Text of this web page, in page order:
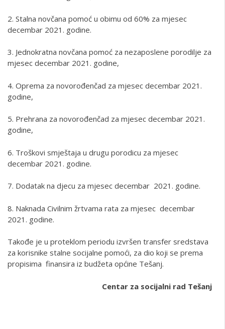
2. Stalna novčana pomoć u obimu od 60% za mjesec
decembar 2021. godine.
3. Jednokratna novčana pomoć za nezaposlene porodilje za
mjesec decembar 2021. godine,
4. Oprema za novorođenčad za mjesec decembar 2021.
godine,
5. Prehrana za novorođenčad za mjesec decembar 2021.
godine,
6. Troškovi smještaja u drugu porodicu za mjesec
decembar 2021. godine.
7. Dodatak na djecu za mjesec decembar 2021. godine.
8. Naknada Civilnim žrtvama rata za mjesec decembar
2021. godine.
Takođe je u proteklom periodu izvršen transfer sredstava
za korisnike stalne socijalne pomoći, za dio koji se prema
propisima finansira iz budžeta općine Tešanj.
Centar za socijalni rad Tešanj